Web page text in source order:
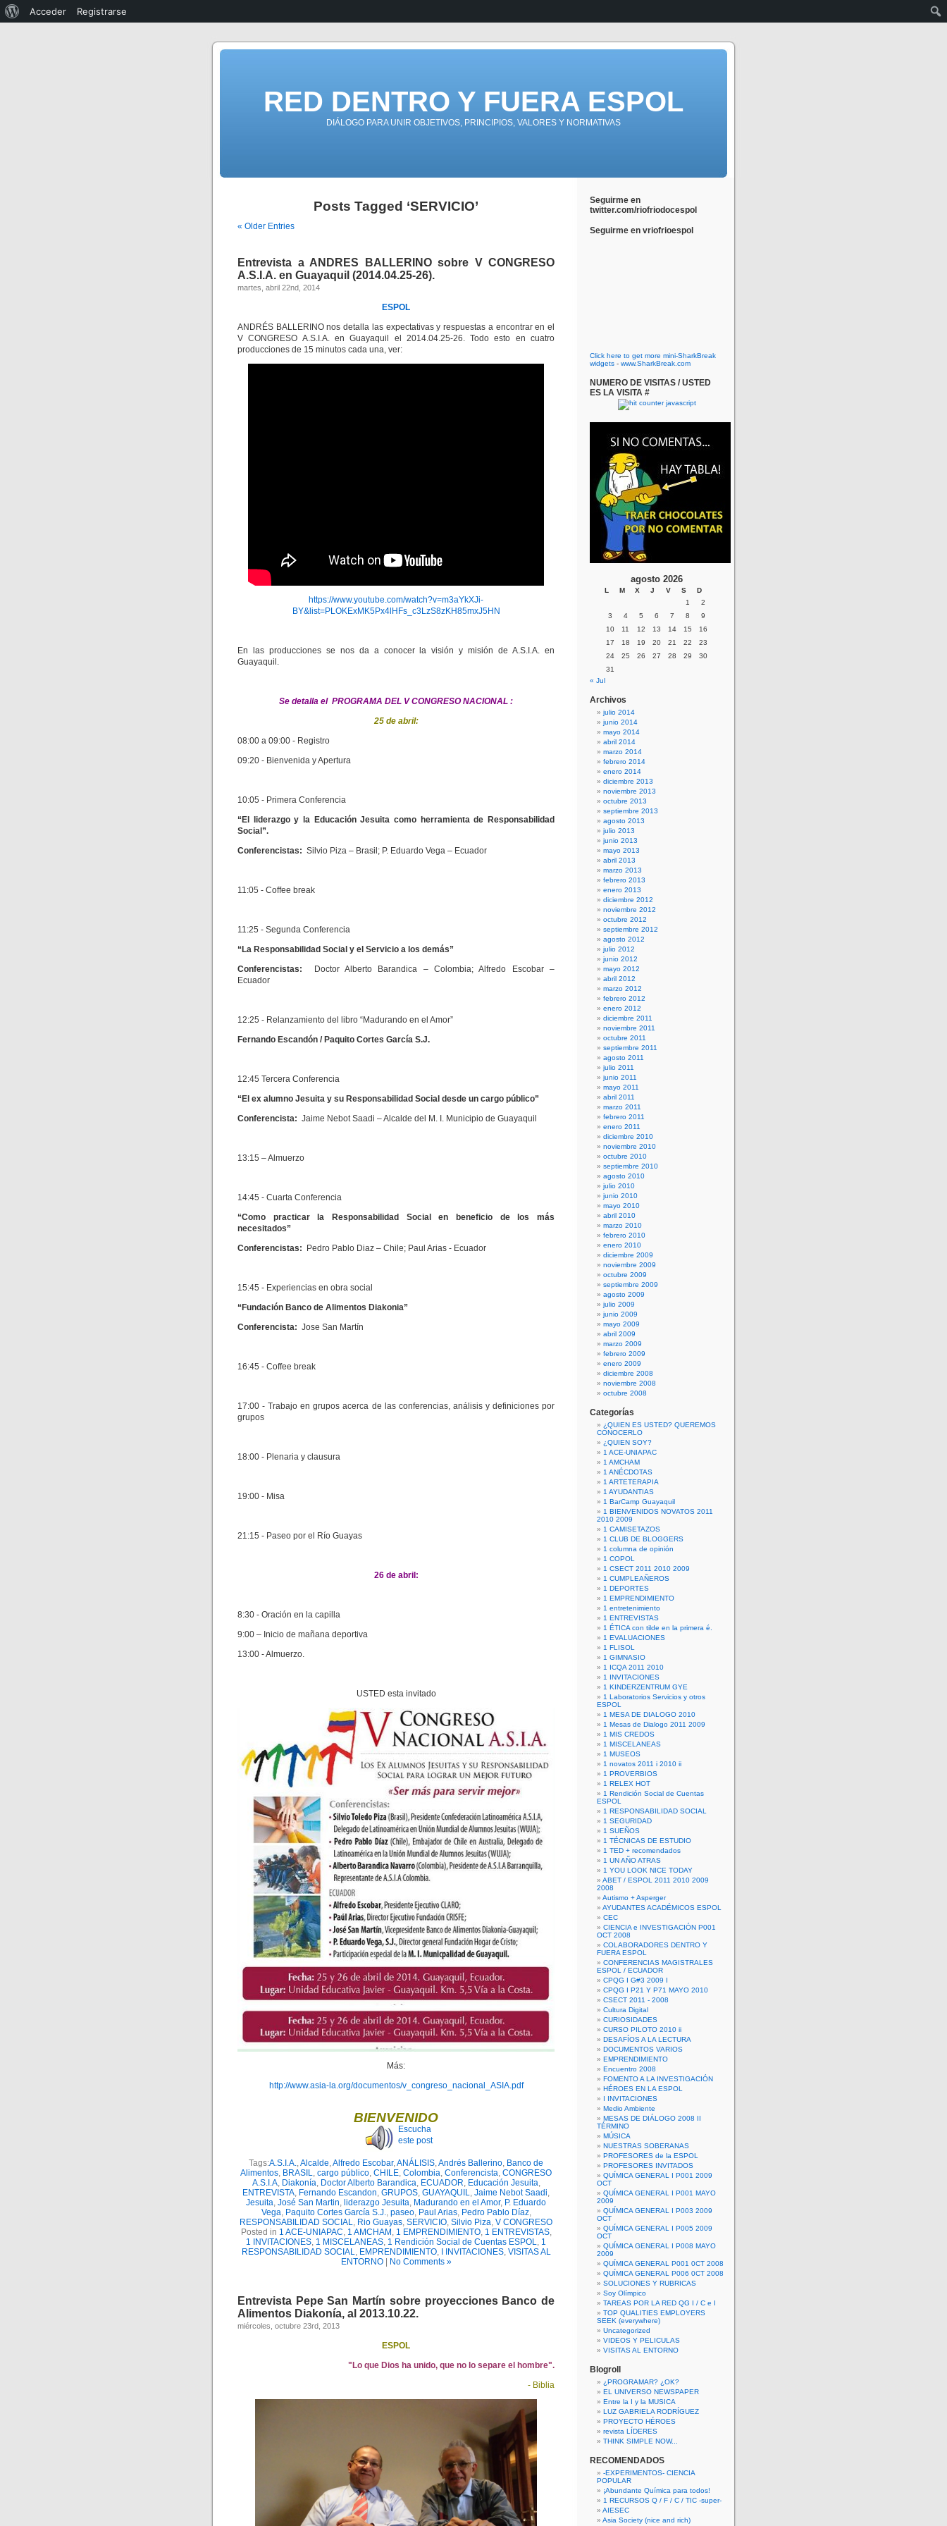
RED DENTRO Y FUERA ESPOL
DIÁLOGO PARA UNIR OBJETIVOS, PRINCIPIOS, VALORES Y NORMATIVAS
Posts Tagged ‘SERVICIO’
« Older Entries
Entrevista a ANDRES BALLERINO sobre V CONGRESO
A.S.I.A. en Guayaquil (2014.04.25-26).
martes, abril 22nd, 2014
ESPOL
ANDRÉS BALLERINO nos detalla las expectativas y respuestas a encontrar en el
V CONGRESO A.S.I.A. en Guayaquil el 2014.04.25-26. Todo esto en cuatro
producciones de 15 minutos cada una, ver:
https://www.youtube.com/watch?v=m3aYkXJi-
BY&list=PLOKExMK5Px4lHFs_c3LzS8zKH85mxJ5HN
En las producciones se nos da a conocer la visión y misión de A.S.I.A. en
Guayaquil.
Se detalla el PROGRAMA DEL V CONGRESO NACIONAL :
25 de abril:
08:00 a 09:00 - Registro
09:20 - Bienvenida y Apertura
10:05 - Primera Conferencia
“El liderazgo y la Educación Jesuita como herramienta de Responsabilidad
Social”.
Conferencistas: Silvio Piza – Brasil; P. Eduardo Vega – Ecuador
11:05 - Coffee break
11:25 - Segunda Conferencia
“La Responsabilidad Social y el Servicio a los demás”
Conferencistas:
Doctor Alberto Barandica – Colombia; Alfredo Escobar –
Ecuador
12:25 - Relanzamiento del libro “Madurando en el Amor”
Fernando Escandón / Paquito Cortes García S.J.
12:45 Tercera Conferencia
“El ex alumno Jesuita y su Responsabilidad Social desde un cargo público”
Conferencista: Jaime Nebot Saadi – Alcalde del M. I. Municipio de Guayaquil
13:15 – Almuerzo
14:45 - Cuarta Conferencia
“Como practicar la Responsabilidad Social en beneficio de los más
necesitados”
Conferencistas:
Pedro Pablo Diaz – Chile; Paul Arias - Ecuador
15:45 - Experiencias en obra social
“Fundación Banco de Alimentos Diakonia”
Conferencista: Jose San Martín
16:45 - Coffee break
17:00 - Trabajo en grupos acerca de las conferencias, análisis y definiciones por
grupos
18:00 - Plenaria y clausura
19:00 - Misa
21:15 - Paseo por el Río Guayas
26 de abril:
8:30 - Oración en la capilla
9:00 – Inicio de mañana deportiva
13:00 - Almuerzo.
USTED esta invitado
Más:
http://www.asia-la.org/documentos/v_congreso_nacional_ASIA.pdf
BIENVENIDO
Escucha
este post
Tags:A.S.I.A.,Alcalde,Alfredo Escobar,ANÁLISIS,Andrés Ballerino, Banco de
Alimentos, BRASIL, cargo público, CHILE, Colombia, Conferencista, CONGRESO
A.S.I.A, Diakonía, Doctor Alberto Barandica, ECUADOR, Educación Jesuita,
ENTREVISTA, Fernando Escandon, GRUPOS, GUAYAQUIL, Jaime Nebot Saadi,
Jesuita, José San Martin, liderazgo Jesuita, Madurando en el Amor, P. Eduardo
Vega, Paquito Cortes García S.J., paseo, Paul Arias, Pedro Pablo Díaz,
RESPONSABILIDAD SOCIAL, Rio Guayas, SERVICIO, Silvio Piza, V CONGRESO
Posted in 1 ACE-UNIAPAC, 1 AMCHAM , 1 EMPRENDIMIENTO, 1 ENTREVISTAS,
1 INVITACIONES, 1 MISCELANEAS, 1 Rendición Social de Cuentas ESPOL, 1
RESPONSABILIDAD SOCIAL, EMPRENDIMIENTO, I INVITACIONES, VISITAS AL
ENTORNO| No Comments »
Entrevista Pepe San Martín sobre proyecciones Banco de
Alimentos Diakonía, al 2013.10.22.
miércoles, octubre 23rd, 2013
ESPOL
"Lo que Dios ha unido, que no lo separe el hombre".
- Biblia
Seguirme en
twitter.com/riofriodocespol
Seguirme en vriofrioespol
Click here to get more mini-SharkBreak
widgets - www.SharkBreak.com
NUMERO DE VISITAS / USTED
ES LA VISITA #
agosto 2026
L M X J V S
D
1
2
3
4 5 6 7 8
9
10
11 12 13 14 15
16
17
18 19 20 21 22
23
24
25 26 27 28 29
30
31
« Jul
Archivos
julio 2014
junio 2014
mayo 2014
abril 2014
marzo 2014
febrero 2014
enero 2014
diciembre 2013
noviembre 2013
octubre 2013
septiembre 2013
agosto 2013
julio 2013
junio 2013
mayo 2013
abril 2013
marzo 2013
febrero 2013
enero 2013
diciembre 2012
noviembre 2012
octubre 2012
septiembre 2012
agosto 2012
julio 2012
junio 2012
mayo 2012
abril 2012
marzo 2012
febrero 2012
enero 2012
diciembre 2011
noviembre 2011
octubre 2011
septiembre 2011
agosto 2011
julio 2011
junio 2011
mayo 2011
abril 2011
marzo 2011
febrero 2011
enero 2011
diciembre 2010
noviembre 2010
octubre 2010
septiembre 2010
agosto 2010
julio 2010
junio 2010
mayo 2010
abril 2010
marzo 2010
febrero 2010
enero 2010
diciembre 2009
noviembre 2009
octubre 2009
septiembre 2009
agosto 2009
julio 2009
junio 2009
mayo 2009
abril 2009
marzo 2009
febrero 2009
enero 2009
diciembre 2008
noviembre 2008
octubre 2008
Categorías
¿QUIEN ES USTED? QUEREMOS
CONOCERLO
¿QUIEN SOY?
1 ACE-UNIAPAC
1 AMCHAM
1 ANÉCDOTAS
1 ARTETERAPIA
1 AYUDANTIAS
1 BarCamp Guayaquil
1 BIENVENIDOS NOVATOS 2011
2010 2009
1 CAMISETAZOS
1 CLUB DE BLOGGERS
1 columna de opinión
1 COPOL
1 CSECT 2011 2010 2009
1 CUMPLEAÑEROS
1 DEPORTES
1 EMPRENDIMIENTO
1 entretenimiento
1 ENTREVISTAS
1 ÉTICA con tilde en la primera é.
1 EVALUACIONES
1 FLISOL
1 GIMNASIO
1 ICQA 2011 2010
1 INVITACIONES
1 KINDERZENTRUM GYE
1 Laboratorios Servicios y otros
ESPOL
1 MESA DE DIALOGO 2010
1 Mesas de Dialogo 2011 2009
1 MIS CREDOS
1 MISCELANEAS
1 MUSEOS
1 novatos 2011 i 2010 ii
1 PROVERBIOS
1 RELEX HOT
1 Rendición Social de Cuentas
ESPOL
1 RESPONSABILIDAD SOCIAL
1 SEGURIDAD
1 SUEÑOS
1 TÉCNICAS DE ESTUDIO
1 TED + recomendados
1 UN AÑO ATRAS
1 YOU LOOK NICE TODAY
ABET / ESPOL 2011 2010 2009
2008
Autismo + Asperger
AYUDANTES ACADÉMICOS ESPOL
CEC
CIENCIA e INVESTIGACIÓN P001
OCT 2008
COLABORADORES DENTRO Y
FUERA ESPOL
CONFERENCIAS MAGISTRALES
ESPOL / ECUADOR
CPQG I G#3 2009 I
CPQG I P21 Y P71 MAYO 2010
CSECT 2011 - 2008
Cultura Digital
CURIOSIDADES
CURSO PILOTO 2010 ii
DESAFÍOS A LA LECTURA
DOCUMENTOS VARIOS
EMPRENDIMIENTO
Encuentro 2008
FOMENTO A LA INVESTIGACIÓN
HÉROES EN LA ESPOL
I INVITACIONES
Medio Ambiente
MESAS DE DIÁLOGO 2008 II
TÉRMINO
MÚSICA
NUESTRAS SOBERANAS
PROFESORES de la ESPOL
PROFESORES INVITADOS
QUÍMICA GENERAL I P001 2009
OCT
QUÍMICA GENERAL I P001 MAYO
2009
QUÍMICA GENERAL I P003 2009
OCT
QUÍMICA GENERAL I P005 2009
OCT
QUÍMICA GENERAL I P008 MAYO
2009
QUÍMICA GENERAL P001 0CT 2008
QUÍMICA GENERAL P006 0CT 2008
SOLUCIONES Y RUBRICAS
Soy Olímpico
TAREAS POR LA RED QG I / C e I
TOP QUALITIES EMPLOYERS
SEEK (everywhere)
Uncategorized
VIDEOS Y PELICULAS
VISITAS AL ENTORNO
Blogroll
¿PROGRAMAR? ¿OK?
EL UNIVERSO NEWSPAPER
Entre la I y la MUSICA
LUZ GABRIELA RODRÍGUEZ
PROYECTO HÉROES
revista LÍDERES
THINK SIMPLE NOW...
RECOMENDADOS
-EXPERIMENTOS- CIENCIA
POPULAR
¡Abundante Química para todos!
1 RECURSOS Q / F / C / TIC -super-
AIESEC
Asia Society (nice and rich)
Acceder Registrarse